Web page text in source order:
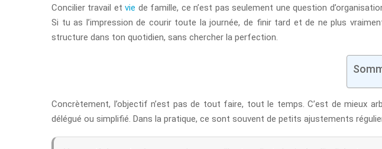
Concilier travail etvie de famille, ce n’est pas seulement une question
Si tu as l’impression de courir toute la journée, de finir tard et de ne plus
structure dans ton quotidien, sans chercher la perfection.
Concrètement, l’objectif n’est pas de tout faire, tout le temps. C’est de mieux
délégué ou simplifié. Dans la pratique, ce sont souvent de petits ajustements